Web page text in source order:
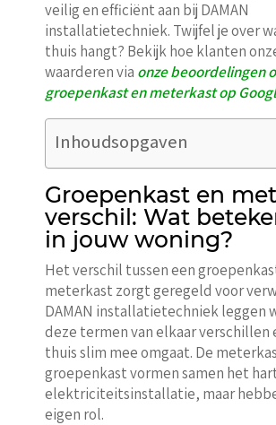
veilig en efficiënt aan bij DAMAN
installatietechniek. Twijfel je over
thuis hangt? Bekijk hoe klanten
waarderen via onze beoordelingen
groepenkast en meterkast op
Inhoudsopgaven
Groepenkast en
verschil: Wat
in jouw woning?
Het verschil tussen een
meterkast zorgt geregeld voor
DAMAN installatietechniek leggen
deze termen van elkaar verschillen
thuis slim mee omgaat. De
groepenkast vormen samen het
elektriciteitsinstallatie, maar
eigen rol.